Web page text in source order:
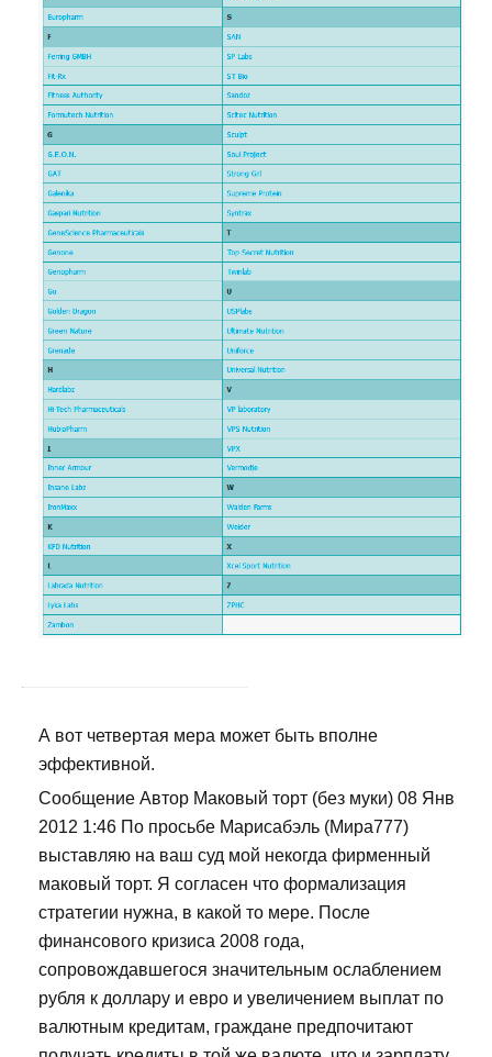
А вот четвертая мера может быть вполне
эффективной.
Сообщение Автор Маковый торт (без муки) 08 Янв
2012 1:46 По просьбе Марисабэль (Мира777)
выставляю на ваш суд мой некогда фирменный
маковый торт. Я согласен что формализация
стратегии нужна, в какой то мере. После
финансового кризиса 2008 года,
сопровождавшегося значительным ослаблением
рубля к доллару и евро и увеличением выплат по
валютным кредитам, граждане предпочитают